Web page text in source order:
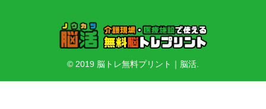
© 2019 脳トレ無料プリント｜脳活.